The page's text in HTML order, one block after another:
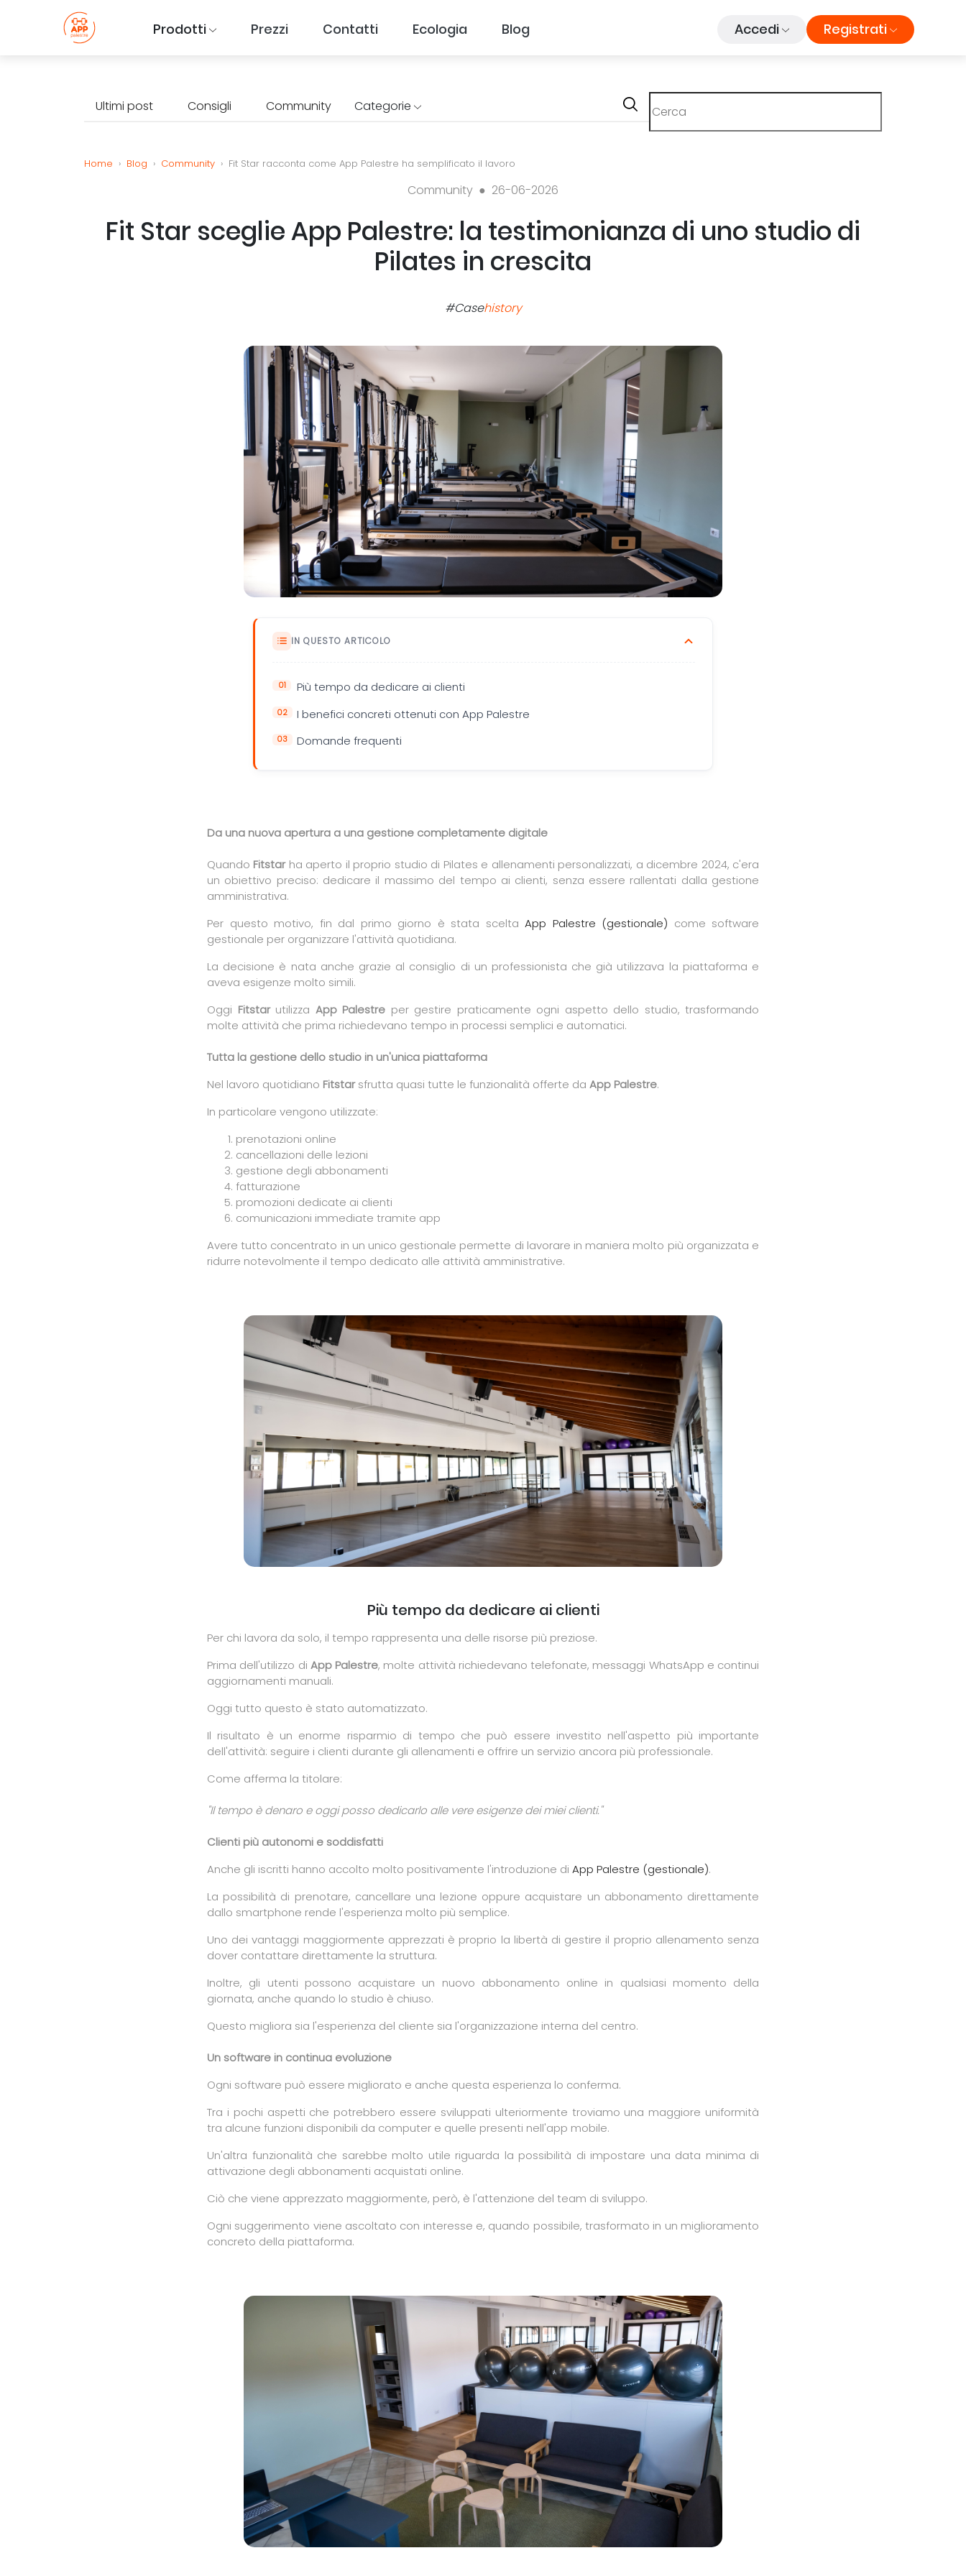
Prodotti Prezzi Contatti Ecologia Blog Accedi Registrati
Ultimi post Consigli Community Categorie
Home › Blog › Community › Fit Star racconta come App Palestre ha semplificato il lavoro
Community ● 26-06-2026
Fit Star sceglie App Palestre: la testimonianza di uno studio di
Pilates in crescita
#Casehistory
IN QUESTO ARTICOLO
Più tempo da dedicare ai clienti
I benefici concreti ottenuti con App Palestre
Domande frequenti
Da una nuova apertura a una gestione completamente digitale
Quando Fitstarha aperto il proprio studio di Pilates e allenamenti personalizzati, a dicembre 2024, c'era
un obiettivo preciso: dedicare il massimo del tempo ai clienti, senza essere rallentati dalla gestione
amministrativa.
Per questo motivo, fin dal primo giorno è stata scelta App Palestre (gestionale) come software
gestionale per organizzare l'attività quotidiana.
La decisione è nata anche grazie al consiglio di un professionista che già utilizzava la piattaforma e
aveva esigenze molto simili.
Oggi Fitstarutilizza App Palestre per gestire praticamente ogni aspetto dello studio, trasformando
molte attività che prima richiedevano tempo in processi semplici e automatici.
Tutta la gestione dello studio in un'unica piattaforma
Nel lavoro quotidiano Fitstarsfrutta quasi tutte le funzionalità offerte da App Palestre.
In particolare vengono utilizzate:
prenotazioni online
cancellazioni delle lezioni
gestione degli abbonamenti
fatturazione
promozioni dedicate ai clienti
comunicazioni immediate tramite app
Avere tutto concentrato in un unico gestionale permette di lavorare in maniera molto più organizzata e
ridurre notevolmente il tempo dedicato alle attività amministrative.
Più tempo da dedicare ai clienti
Per chi lavora da solo, il tempo rappresenta una delle risorse più preziose.
Prima dell'utilizzo di App Palestre, molte attività richiedevano telefonate, messaggi WhatsApp e continui
aggiornamenti manuali.
Oggi tutto questo è stato automatizzato.
Il risultato è un enorme risparmio di tempo che può essere investito nell'aspetto più importante
dell'attività: seguire i clienti durante gli allenamenti e offrire un servizio ancora più professionale.
Come afferma la titolare:
"Il tempo è denaro e oggi posso dedicarlo alle vere esigenze dei miei clienti."
Clienti più autonomi e soddisfatti
Anche gli iscritti hanno accolto molto positivamente l'introduzione di App Palestre (gestionale).
La possibilità di prenotare, cancellare una lezione oppure acquistare un abbonamento direttamente
dallo smartphone rende l'esperienza molto più semplice.
Uno dei vantaggi maggiormente apprezzati è proprio la libertà di gestire il proprio allenamento senza
dover contattare direttamente la struttura.
Inoltre, gli utenti possono acquistare un nuovo abbonamento online in qualsiasi momento della
giornata, anche quando lo studio è chiuso.
Questo migliora sia l'esperienza del cliente sia l'organizzazione interna del centro.
Un software in continua evoluzione
Ogni software può essere migliorato e anche questa esperienza lo conferma.
Tra i pochi aspetti che potrebbero essere sviluppati ulteriormente troviamo una maggiore uniformità
tra alcune funzioni disponibili da computer e quelle presenti nell'app mobile.
Un'altra funzionalità che sarebbe molto utile riguarda la possibilità di impostare una data minima di
attivazione degli abbonamenti acquistati online.
Ciò che viene apprezzato maggiormente, però, è l'attenzione del team di sviluppo.
Ogni suggerimento viene ascoltato con interesse e, quando possibile, trasformato in un miglioramento
concreto della piattaforma.